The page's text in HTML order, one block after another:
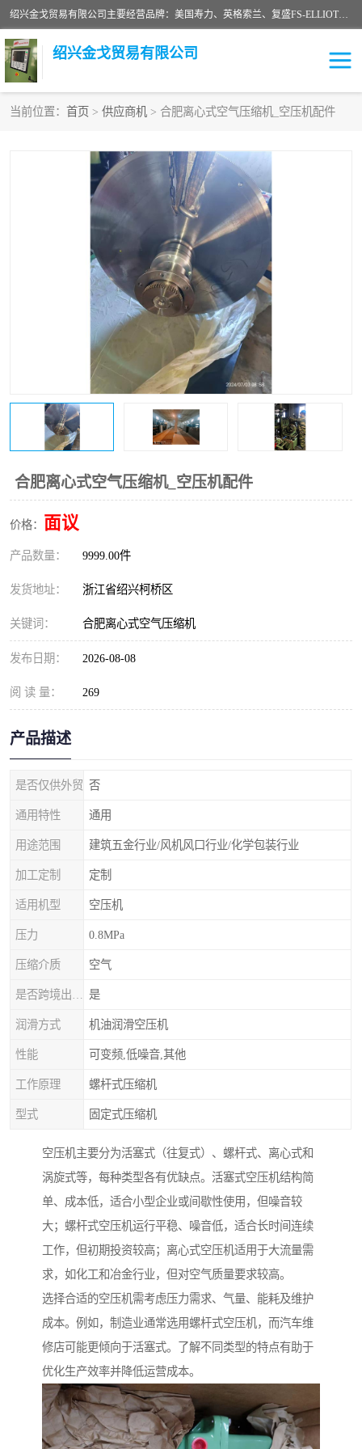
绍兴金戈贸易有限公司主要经营品牌：美国寿力、英格索兰、复盛FS-ELLIOTT，库伯COOPER、阿特拉斯等品牌空压机及配件销售；承接全厂空气压缩机管理、维护保养；节能改造；气体干燥机销售、维护、维修、保养。销售各种品牌空压机空气滤芯、油滤芯、油气分离器；精密过滤器滤芯；除油雾滤芯；抽真空滤芯，消音器，疏水器。劳务承接：全厂空压机维修保养工程，安装工程；移机或汰换工程；节能改造工程等。
绍兴金戈贸易有限公司
当前位置： 首页 > 供应商机 > 合肥离心式空气压缩机_空压机配件
合肥离心式空气压缩机_空压机配件
价格： 面议
产品数量： 9999.00件
发货地址： 浙江省绍兴柯桥区
关键词： 合肥离心式空气压缩机
发布日期： 2026-08-08
阅 读 量： 269
产品描述
是否仅供外贸 否
通用特性 通用
用途范围 建筑五金行业/风机风口行业/化学包装行业
加工定制 定制
适用机型 空压机
压力 0.8MPa
压缩介质 空气
是
润滑方式 机油润滑空压机
性能 可变频,低噪音,其他
工作原理 螺杆式压缩机
型式 固定式压缩机
空压机主要分为活塞式（往复式）、螺杆式、离心式和
涡旋式等，每种类型各有优缺点。活塞式空压机结构简
单、成本低，适合小型企业或间歇性使用，但噪音较
大；螺杆式空压机运行平稳、噪音低，适合长时间连续
工作，但初期投资较高；离心式空压机适用于大流量需
求，如化工和冶金行业，但对空气质量要求较高。
选择合适的空压机需考虑压力需求、气量、能耗及维护
成本。例如，制造业通常选用螺杆式空压机，而汽车维
修店可能更倾向于活塞式。了解不同类型的特点有助于
优化生产效率并降低运营成本。
英格索兰配件
闽台富源特种陶瓷
美国寿力空压机零部件 英格索兰离心机空滤芯
英格索兰COOPER离心机 库伯卡麦隆离心机零件
微电脑控制器 离心式压缩机高速转子组
复盛离心机零件 中冷耐高温气侧密封胶垫
空气过滤器 阿特拉斯
CAMERON空压机维修 CAMERON空压机显示屏